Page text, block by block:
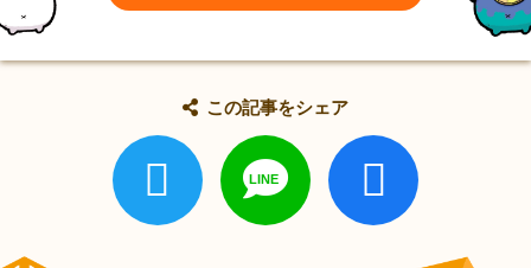
この記事をシェア